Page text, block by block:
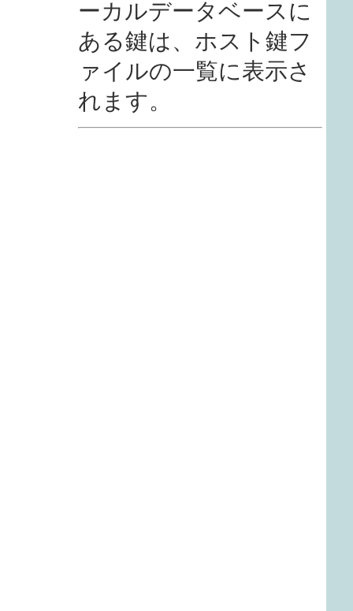
ーカルデータベースに
ある鍵は、ホスト鍵フ
ァイルの一覧に表示さ
れます。